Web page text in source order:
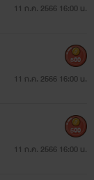
11 ก.ค. 2566 16:00 น.
11 ก.ค. 2566 16:00 น.
500
11 ก.ค. 2566 16:00 น.
500